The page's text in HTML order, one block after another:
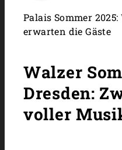
Palais Sommer
erwarten die Gäste
Walzer
Dresden:
voller